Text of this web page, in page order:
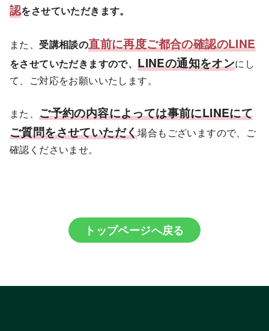
認をさせていただきます。
また、 受講相談の直前に再度ご都合の確認のLINE
をさせていただきますので、LINEの通知をオンにし
て、ご対応をお願いいたします。
また、ご予約の内容によっては事前にLINEにて
ご質問をさせていただく場合もございますので、ご
確認くださいませ。
トップページへ戻る